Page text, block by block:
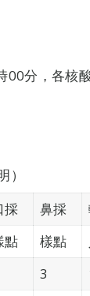
分，各核
採 鼻採
點
樣點
3